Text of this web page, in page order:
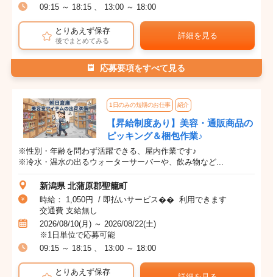
09:15 ～ 18:15 、 13:00 ～ 18:00
とりあえず保存
後でまとめてみる
詳細を見る
応募要項をすべて見る
1日のみの短期のお仕事 紹介
【昇給制度あり】美容・通販商品の
ピッキング＆梱包作業♪
※性別・年齢を問わず活躍できる、屋内作業です♪
※冷水・温水の出るウォーターサーバーや、飲み物など...
新潟県 北蒲原郡聖籠町
時給： 1,050円 / 即払いサービス�� 利用できます
交通費 支給無し
2026/08/10(月) ～ 2026/08/22(土)
※1日単位で応募可能
09:15 ～ 18:15 、 13:00 ～ 18:00
とりあえず保存